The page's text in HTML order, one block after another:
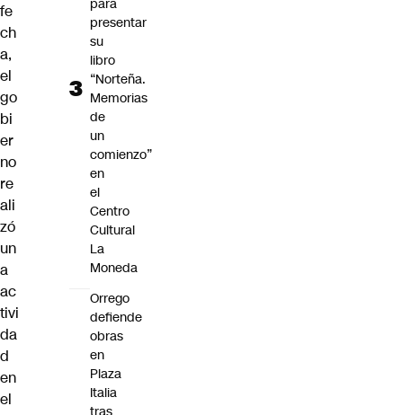
fe
ch
a,
el
go
bi
er
no
re
ali
zó
un
a
ac
tivi
da
d
en
el
para
presentar
su
libro
“Norteña.
Memorias
de
un
comienzo”
en
el
Centro
Cultural
La
Moneda
Orrego
defiende
obras
en
Plaza
Italia
tras